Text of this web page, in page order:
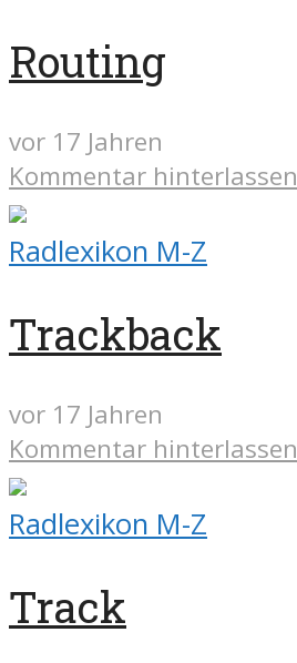
Routing
vor 17 Jahren
Kommentar hinterlassen
Radlexikon M-Z
Trackback
vor 17 Jahren
Kommentar hinterlassen
Radlexikon M-Z
Track